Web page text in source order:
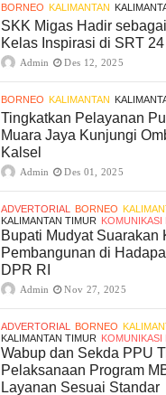
BORNEO KALIMANTAN
SKK Migas Hadir
Kelas Inspirasi di SRT
Admin Des 12, 2025
BORNEO KALIMANTAN
Tingkatkan Pelayanan
Muara Jaya Kunjungi
Kalsel
Admin Des 01, 2025
ADVERTORIAL BORNEO
KALIMANTAN TIMUR KOMUNIKASI
Bupati Mudyat Suarakan
Pembangunan di
DPR RI
Admin Nov 27, 2025
ADVERTORIAL BORNEO
KALIMANTAN TIMUR KOMUNIKASI
Wabup dan Sekda PPU
Pelaksanaan Program
Layanan Sesuai Standar